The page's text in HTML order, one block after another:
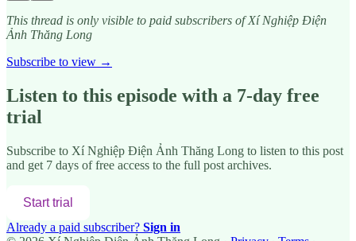
This thread is only visible to paid subscribers of Xí Nghiệp Điện
Ảnh Thăng Long
Subscribe to view →
Listen to this episode with a 7-day free
trial
Subscribe to Xí Nghiệp Điện Ảnh Thăng Long to listen to this post
and get 7 days of free access to the full post archives.
Start trial
Already a paid subscriber? Sign in